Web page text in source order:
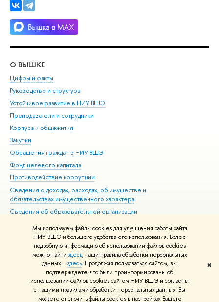
Мы используем файлы cookies для улучшения работы сайта
НИУ ВШЭ и большего удобства его использования. Более
подробную информацию об использовании файлов cookies
можно найти здесь, наши правила обработки персональных
данных –здесь. Продолжая пользоваться сайтом, вы
подтверждаете, что были проинформированы об
использовании файлов cookies сайтом НИУ ВШЭ и согласны
с нашими правилами обработки персональных данных. Вы
можете отключить файлы cookies в настройках Вашего
✖
О ВЫШКЕ
Цифры и факты
Руководство и структура
Устойчивое развитие в НИУ ВШЭ
Преподаватели и сотрудники
Корпуса и общежития
Закупки
Обращения граждан в НИУ ВШЭ
Фонд целевого капитала
Противодействие коррупции
Сведения о доходах, расходах, об имуществе и
обязательствах имущественного характера
Сведения об образовательной организации
Людям с ограниченными возможностями здоровья
Единая платежная страница
Работа в Вышке
© НИУ ВШЭ 1993–2021 Адреса и контакты Условия использования
материалов Политика конфиденциальности Карта сайта
Шрифты HSE Sans и HSE Slab разработаны вШколе дизайна НИУ ВШЭ